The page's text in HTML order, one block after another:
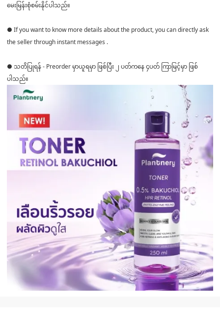
မေးမြန်းစုံစမ်းနိုင်ပါသည်။
● If you want to know more details about the product, you can directly ask
the seller through instant messages .
● သတိပြုရန် - Preorder မှာယူရမှာ ဖြစ်ပြီး ၂ ပတ်ကနေ ၄ပတ် ကြာမြင့်မှာ ဖြစ်
ပါသည်။